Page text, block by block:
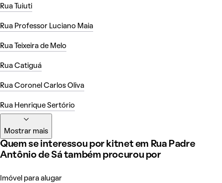
Rua Tuiuti
Rua Professor Luciano Maia
Rua Teixeira de Melo
Rua Catiguá
Rua Coronel Carlos Oliva
Rua Henrique Sertório
Mostrar mais
Quem se interessou por kitnet em Rua Padre
Antônio de Sá também procurou por
Imóvel para alugar